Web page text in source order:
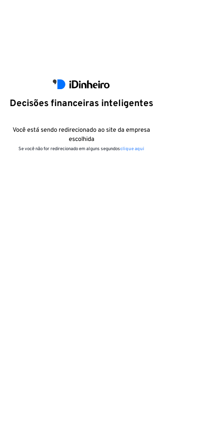
Decisões financeiras inteligentes
Você está sendo redirecionado ao site da empresa
escolhida
Se você não for redirecionado em alguns segundosclique aqui